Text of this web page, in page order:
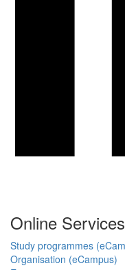
Online Services
Study programmes
Organisation (eCampus)